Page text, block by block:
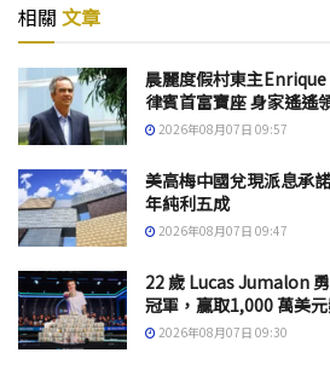
相關 文章
晨麗度假村東主
律賓首富寶座 身家遙遙
2026年08月07日 09:57
美高梅中國兌現派息承
年純利五成
2026年08月07日 09:47
22 歲 Lucas Jumalon
冠軍，贏取1,000 萬美
2026年08月07日 09:30